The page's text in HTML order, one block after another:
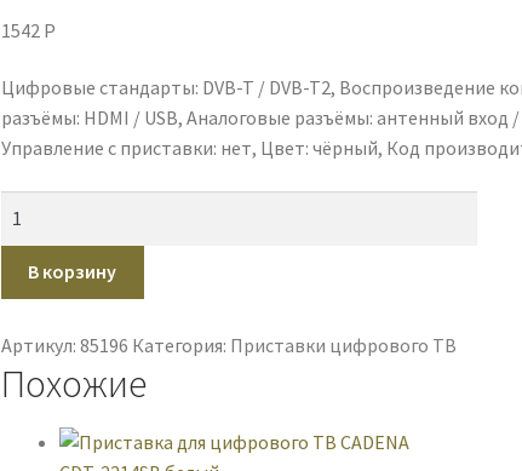
1542 P
Цифровые стандарты: DVB-T / DVB-T2, Воспроизведение
разъёмы: HDMI / USB, Аналоговые разъёмы: антенный
Управление с приставки: нет, Цвет: чёрный, Код
Приставка
для
ТВ
HARPER
В корзину
Артикул: 85196 Категория: Приставки цифрового ТВ
Похожие